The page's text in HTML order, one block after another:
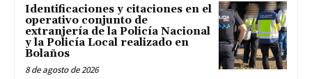
Identificaciones y citaciones en el
operativo conjunto de
extranjería de la Policía Nacional
y la Policía Local realizado en
Bolaños
8 de agosto de 2026